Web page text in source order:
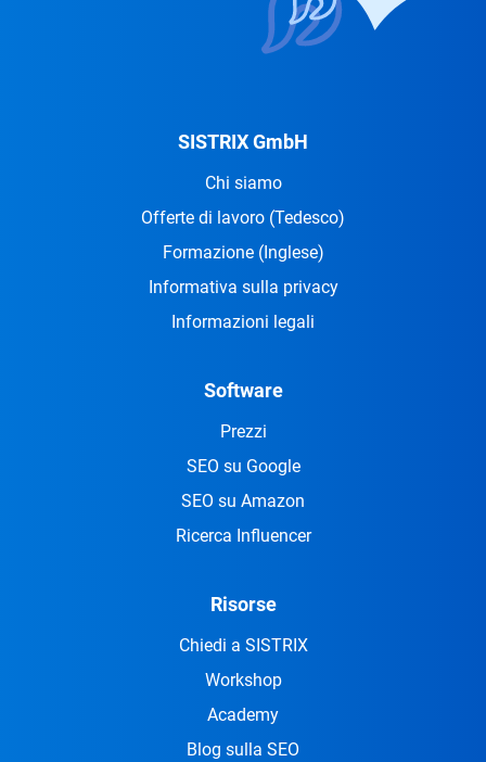
SISTRIX GmbH
Chi siamo
Offerte di lavoro (Tedesco)
Formazione (Inglese)
Informativa sulla privacy
Informazioni legali
Software
Prezzi
SEO su Google
SEO su Amazon
Ricerca Influencer
Risorse
Chiedi a SISTRIX
Workshop
Academy
Blog sulla SEO